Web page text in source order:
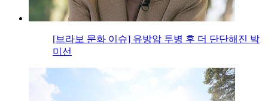
[브라보 문화 이슈] 유방암 투병 후 더 단단해진 박
미선